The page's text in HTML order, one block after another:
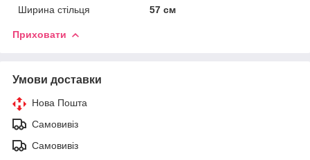
Ширина стільця
57 см
Приховати
Умови доставки
Нова Пошта
Самовивіз
Самовивіз